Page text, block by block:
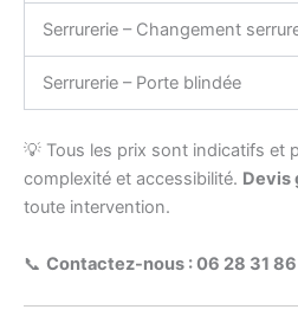
Serrurerie – Changement
Serrurerie – Porte blindée
💡 Tous les prix sont indicatifs et
complexité et accessibilité. Devis
toute intervention.
📞 Contactez-nous : 06 28 31